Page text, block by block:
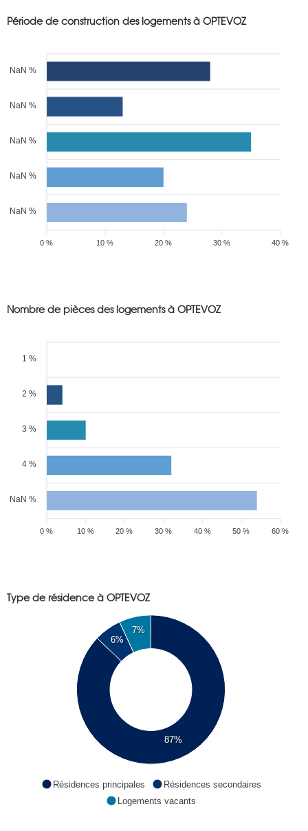
Période de construction des logements à OPTEVOZ
NaN %
NaN %
NaN %
NaN %
NaN %
40 %
30 %
20 %
10 %
0 %
Nombre de pièces des logements à OPTEVOZ
1 %
2 %
3 %
4 %
NaN %
60 %
50 %
40 %
30 %
20 %
10 %
0 %
Type de résidence à OPTEVOZ
87%
6%
7%
Résidences principales
Résidences secondaires
Logements vacants